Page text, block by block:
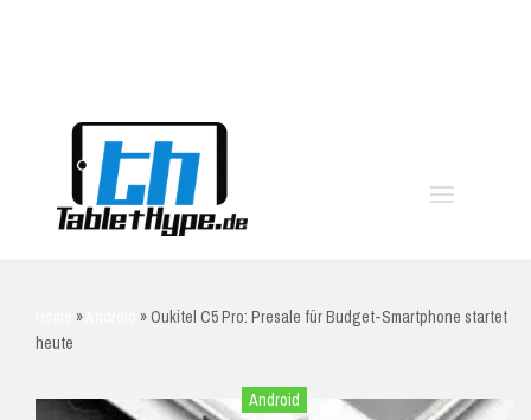
» »Oukitel C5 Pro: Presale für Budget-Smartphone startet
heute
Android